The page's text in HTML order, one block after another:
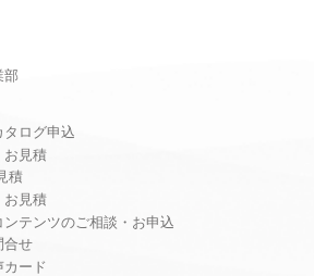
部
タログ申込
お見積
積
お見積
テンツのご相談・お申込
合せ
ード